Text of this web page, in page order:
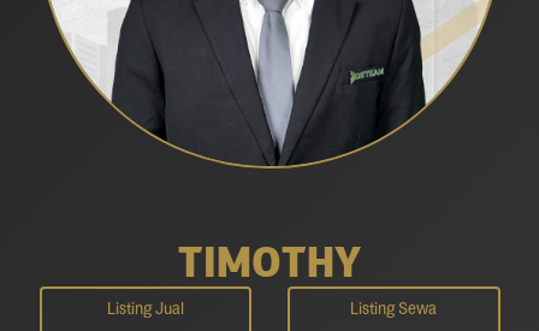
TIMOTHY
Listing Jual Listing Sewa